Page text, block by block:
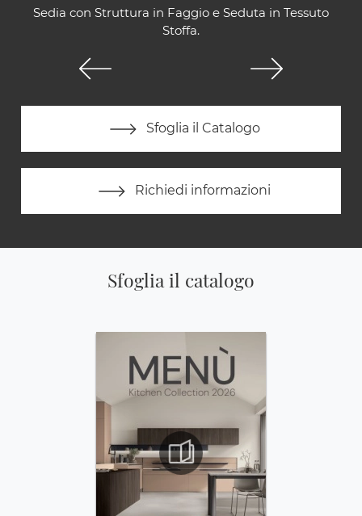
Sedia con Struttura in Faggio e Seduta in Tessuto
Stoffa.
Sfoglia il Catalogo
Richiedi informazioni
Sfoglia il catalogo